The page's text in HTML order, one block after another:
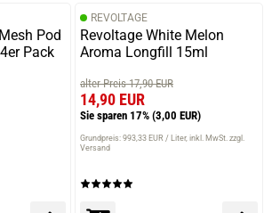
Pod
Pack
REVOLTAGE
Revoltage White Melon
Aroma Longfill 15ml
alter Preis 17,90 EUR
14,90 EUR
Sie sparen 17% (3,00 EUR)
Grundpreis: 993,33 EUR / Liter inkl. MwSt. zzgl.
Versand